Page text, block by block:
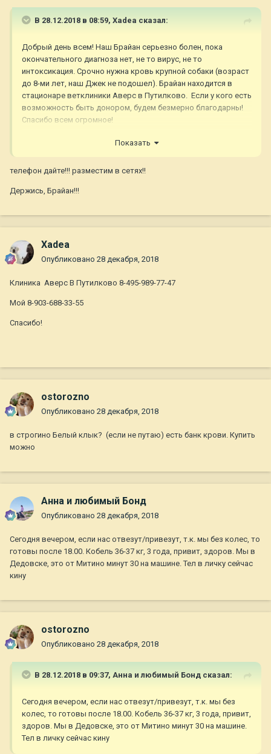
В 28.12.2018 в 08:59, Xadea сказал:
Добрый день всем! Наш Брайан серьезно болен, пока
окончательного диагноза нет, не то вирус, не то
интоксикация. Срочно нужна кровь крупной собаки (возраст
до 8-ми лет, наш Джек не подошел). Брайан находится в
стационаре ветклиники Аверс в Путилково. Если у кого есть
возможность быть донором, будем безмерно благодарны!
Спасибо всем огромное!
Показать
телефон дайте!!! разместим в сетях!!
Держись, Брайан!!!
Xadea
Опубликовано 28 декабря, 2018
Клиника Аверс В Путилково 8-495-989-77-47
Мой 8-903-688-33-55
Спасибо!
ostorozno
Опубликовано 28 декабря, 2018
в строгино Белый клык? (если не путаю) есть банк крови. Купить
можно
Анна и любимый Бонд
Опубликовано 28 декабря, 2018
Сегодня вечером, если нас отвезут/привезут, т.к. мы без колес, то
готовы после 18.00. Кобель 36-37 кг, 3 года, привит, здоров. Мы в
Дедовске, это от Митино минут 30 на машине. Тел в личку сейчас
кину
ostorozno
Опубликовано 28 декабря, 2018
В 28.12.2018 в 09:37, Анна и любимый Бонд сказал:
Сегодня вечером, если нас отвезут/привезут, т.к. мы без
колес, то готовы после 18.00. Кобель 36-37 кг, 3 года, привит,
здоров. Мы в Дедовске, это от Митино минут 30 на машине.
Тел в личку сейчас кину